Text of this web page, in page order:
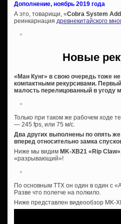
Дополнение, ноябрь 2019 года
А это, товарищи, «Cobra System
реинкарнация древнекитайского
Новые
«Ман Кунг» в свою очередь тоже
компактными рекурсивами.
малость перелицованный в угоду
Только при таком же рабочем ходе
— 245 fps, или 75 м/с.
Два других выполнены по опять
вперед относительно замка
Ниже мы видим MK-XB21 «Rip Claw»
«разрывающий»!
По основным ТТХ он один в один с
Разве что полегче на полкило.
Ниже представлен видеообзор MK-